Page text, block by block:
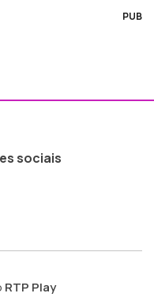
PUB
sociais
ao
RTP Play